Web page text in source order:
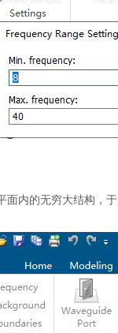
面内的无穷大结构，